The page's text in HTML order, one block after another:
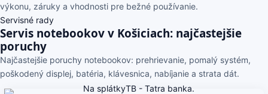
výkonu, záruky a vhodnosti pre bežné používanie.
Servisné rady
Servis notebookov v Košiciach: najčastejšie
poruchy
Najčastejšie poruchy notebookov: prehrievanie, pomalý systém,
poškodený displej, batéria, klávesnica, nabíjanie a strata dát.